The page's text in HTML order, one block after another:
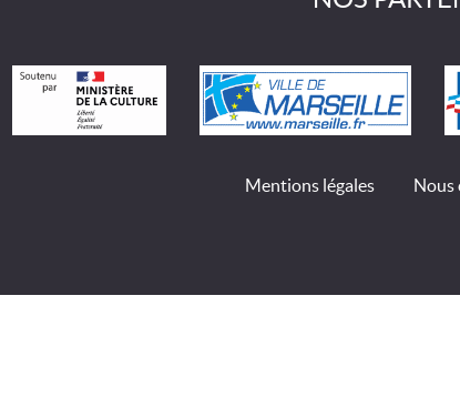
Mentions légales Nous